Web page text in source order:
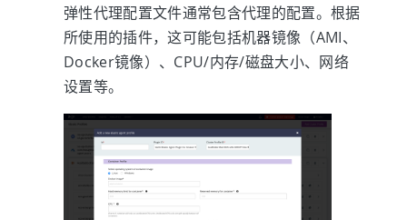
弹性代理配置文件通常包含代理的配置。根据
所使用的插件，这可能包括机器镜像（AMI、
Docker镜像）、CPU/内存/磁盘大小、网络
设置等。